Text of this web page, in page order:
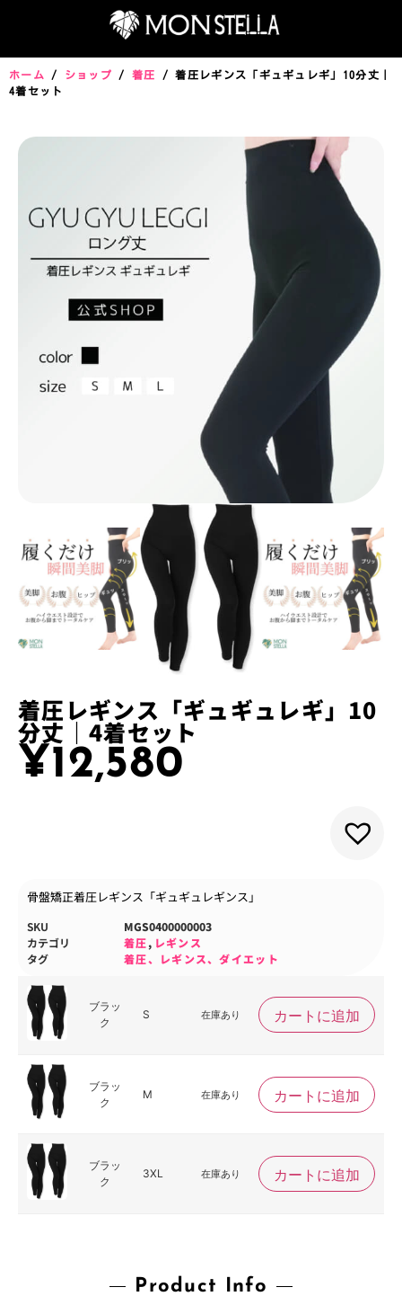
ホーム / ショップ / 着圧
/ 着圧レギンス「ギュギュレギ」10分丈｜
4着セット
着圧レギンス「ギュギュレギ」10
分丈｜4着セット
¥12,580
骨盤矯正着圧レギンス「ギュギュレギンス」
SKU
MGS0400000003
カテゴリ
着圧, レギンス
タグ
着圧、レギンス、ダイエット
ブラッ
ク
S 在庫あり カートに追加
ブラッ
ク
M 在庫あり カートに追加
ブラッ
ク
3XL 在庫あり カートに追加
Product Info